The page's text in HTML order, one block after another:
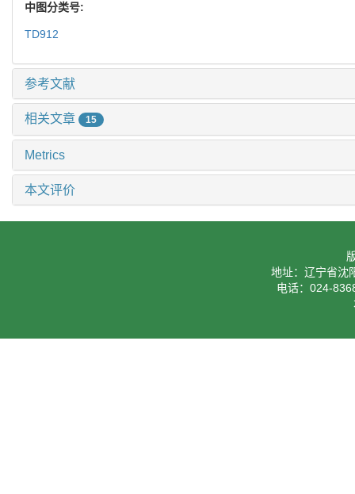
中图分类号:
TD912
参考文献
相关文章 15
Metrics
本文评价
地址：辽宁省沈
电话：024-